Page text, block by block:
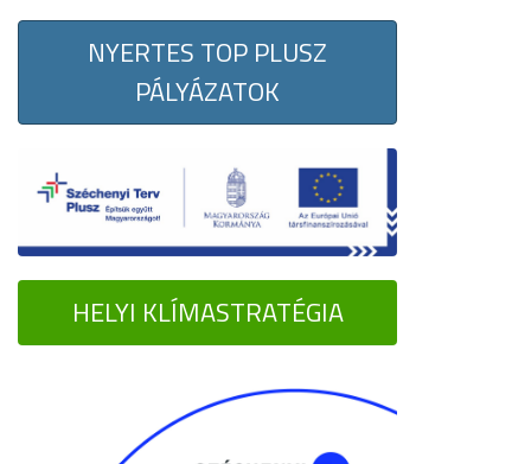
NYERTES TOP PLUSZ
PÁLYÁZATOK
HELYI KLÍMASTRATÉGIA